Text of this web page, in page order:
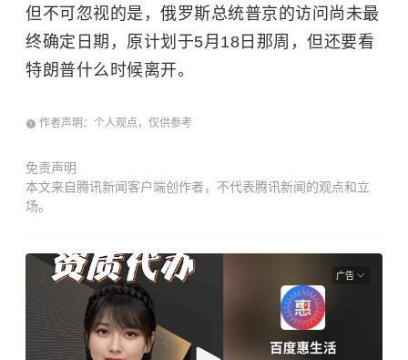
但不可忽视的是，俄罗斯总统普京的访问尚未最
终确定日期，原计划于5月18日那周，但还要看
特朗普什么时候离开。
作者声明：个人观点，仅供参考
免责声明
本文来自腾讯新闻客户端创作者，不代表腾讯新闻的观点和立
场。
广告